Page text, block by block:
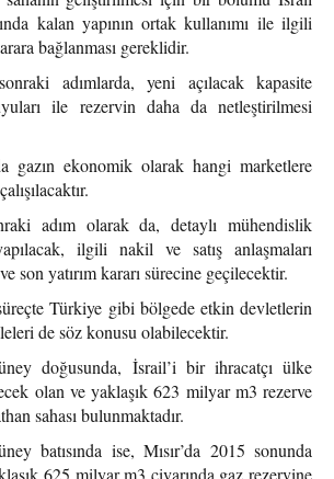
kalan yapının ortak kullanımı ile ilgili
bağlanması gereklidir.
adımlarda, yeni açılacak kapasite
ile rezervin daha da netleştirilmesi
gazın ekonomik olarak hangi marketlere
adım olarak da, detaylı mühendislik
ilgili nakil ve satış anlaşmaları
son yatırım kararı sürecine geçilecektir.
Türkiye gibi bölgede etkin devletlerin
de söz konusu olabilecektir.
doğusunda, İsrail’i bir ihracatçı ülke
olan ve yaklaşık 623 milyar m3 rezerve
sahası bulunmaktadır.
batısında ise, Mısır’da 2015 sonunda